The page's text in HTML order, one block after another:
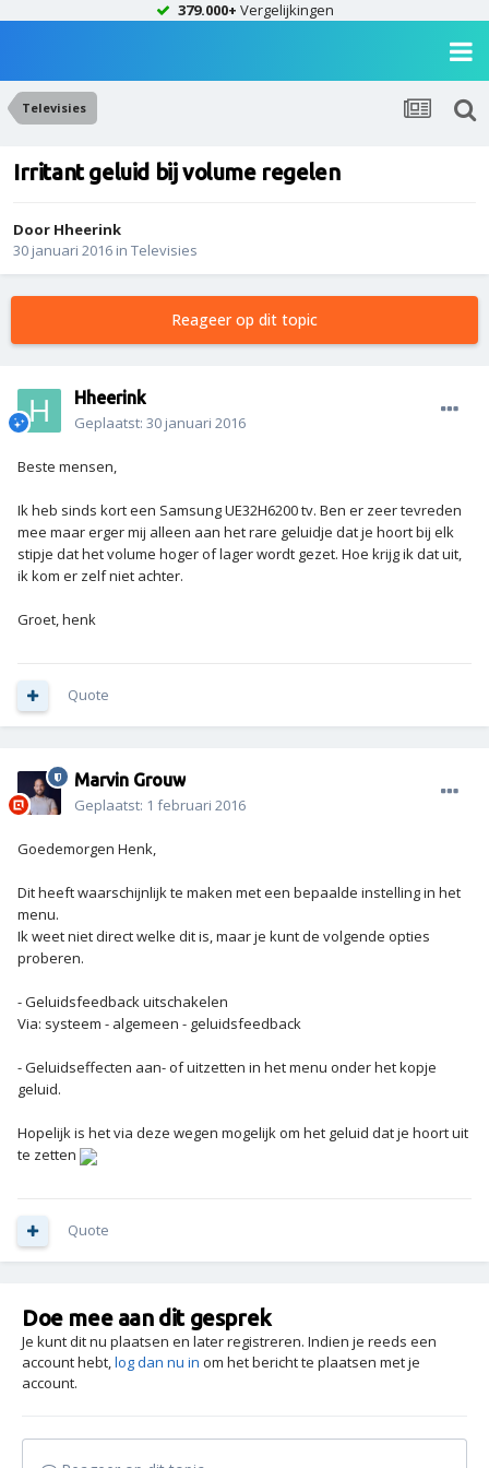
379.000+ Vergelijkingen
Televisies
Irritant geluid bij volume regelen
Door Hheerink
30 januari 2016 in Televisies
Reageer op dit topic
Hheerink
Geplaatst: 30 januari 2016
Beste mensen,
Ik heb sinds kort een Samsung UE32H6200 tv. Ben er zeer tevreden
mee maar erger mij alleen aan het rare geluidje dat je hoort bij elk
stipje dat het volume hoger of lager wordt gezet. Hoe krijg ik dat uit,
ik kom er zelf niet achter.
Groet, henk
Quote
Marvin Grouw
Geplaatst: 1 februari 2016
Goedemorgen Henk,
Dit heeft waarschijnlijk te maken met een bepaalde instelling in het
menu.
Ik weet niet direct welke dit is, maar je kunt de volgende opties
proberen.
- Geluidsfeedback uitschakelen
Via: systeem - algemeen - geluidsfeedback
- Geluidseffecten aan- of uitzetten in het menu onder het kopje
geluid.
Hopelijk is het via deze wegen mogelijk om het geluid dat je hoort uit
te zetten
Quote
Doe mee aan dit gesprek
Je kunt dit nu plaatsen en later registreren. Indien je reeds een
account hebt,log dan nu in om het bericht te plaatsen met je
account.